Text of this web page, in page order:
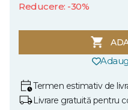
Reducere: -30%
Termen estimativ de
Livrare gratuită pentru